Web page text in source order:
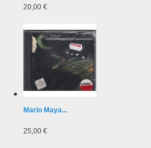
20,00 €
Mario Maya...
25,00 €